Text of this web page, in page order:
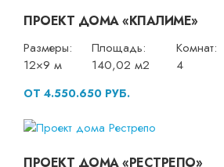
ПРОЕКТ ДОМА «КПАЛИМЕ»
Размеры:
12×9 м
Площадь:
140,02 м2
Комнат:
4
ОТ 4.550.650 РУБ.
ПРОЕКТ ДОМА «РЕСТРЕПО»